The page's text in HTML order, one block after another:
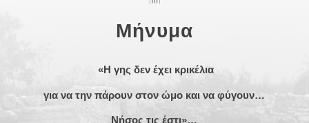
Μήνυμα
«Η γης δεν έχει κρικέλια
για να την πάρουν στον ώμο και να φύγουν…
Νήσος τις έστι»…